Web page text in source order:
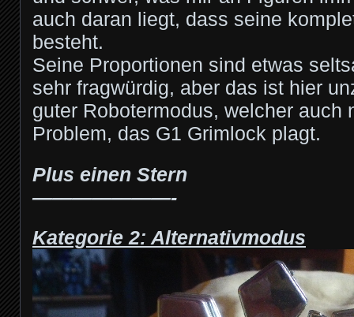
auch daran liegt, dass seine
besteht.
Seine Proportionen sind etwas
sehr fragwürdig, aber das ist hier
guter Robotermodus, welcher
Problem, das G1 Grimlock plagt.
Plus einen Stern
———————-
Kategorie 2: Alternativmodus